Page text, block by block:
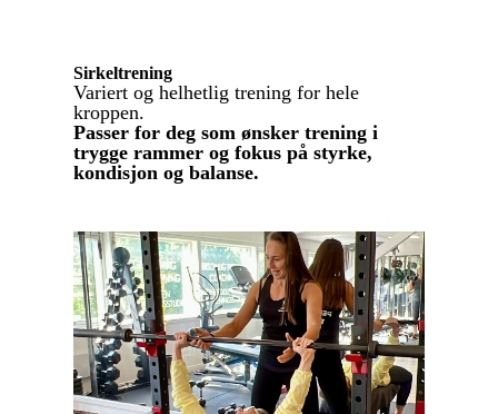
Sirkeltrening
Variert og helhetlig trening for hele
kroppen.
Passer for deg som ønsker trening i
trygge rammer og fokus på styrke,
kondisjon og balanse.